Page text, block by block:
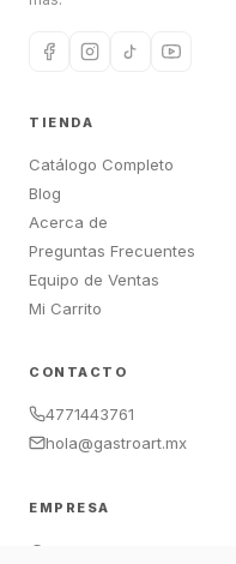
TIENDA
Catálogo Completo
Blog
Acerca de
Preguntas Frecuentes
Equipo de Ventas
Mi Carrito
CONTACTO
4771443761
hola@gastroart.mx
EMPRESA